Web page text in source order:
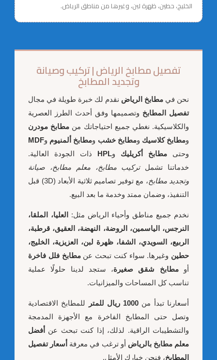
الخليج، حطين، ظهرة لبن، وغيرها من مناطق الرياض.
تفصيل مطابخ الرياض | تركيب وصيانة
وتجديد المطابخ
نحن في مطابخ الرياض نقدم لك خبرة طويلة في مجال
تفصيل المطابخ وتصميمها وفق أحدث الطرز العصرية
والكلاسيكية. نغطي جميع احتياجاتك من مطابخ مودرن
ومطابخ كلاسيك ومطابخ خشب ومطابخ ألمنيوم وMDF
وحتى مطابخ أكريليك وHPL ذات الجودة العالية.
خدماتنا تشملتركيب مطابخ، معلم مطابخ، صيانة
وتجديد مطابخ
، مع توفير تصاميم ثلاثية الأبعاد (3D) قبل
التنفيذ، وضمان ممتد وخدمة ما بعد البيع.
نخدم جميع مناطق وأحياء الرياض مثل:
العليا، الملقا،
النرجس، الياسمين، الروضة، النهضة، العقيق، قرطبة،
الربيع، السويدي، الشفا، ظهرة لبن، العزيزية، الخليج،
حطين وغيرها. سواء كنت تبحث عنمطابخ فلل فاخرة
أومطابخ شقق صغيرة، ستجد لدينا حلولًا عملية
تناسب كل المساحات والميزانيات.
أسعارنا تبدأ من 1000 ريال للمتر
للمطابخ الاقتصادية
وتصل حتى المطابخ الفاخرة مع الأجهزة المدمجة
والتشطيبات الراقية. لذلك، إذا كنت تبحث عن أفضل
معلم مطابخ بالرياض أو ترغب في معرفة أسعار تفصيل
المطابخ، فنحن خيارك الأمثل.